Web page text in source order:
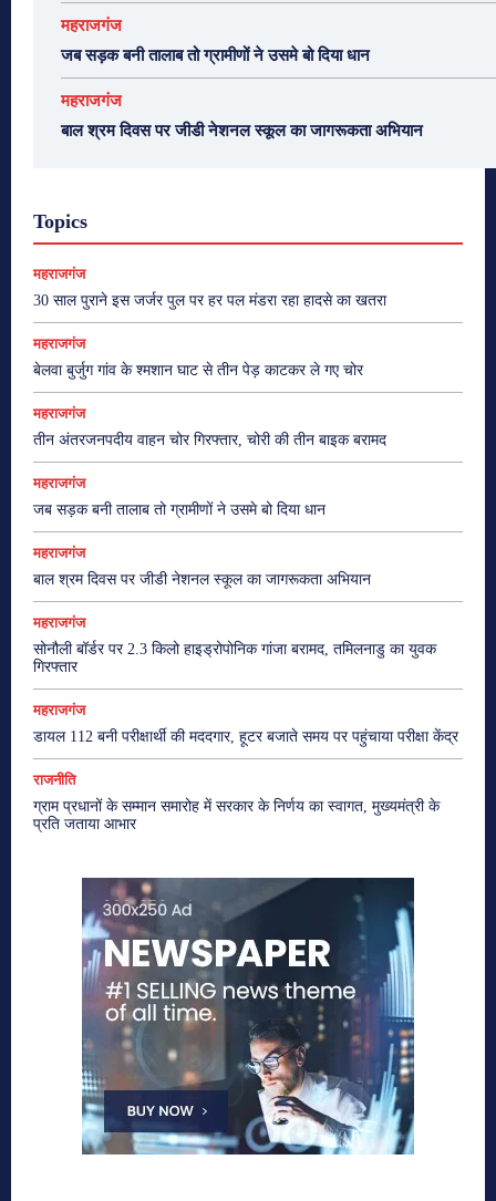
महराजगंज
जब सड़क बनी तालाब तो ग्रामीणों ने उसमे बो दिया धान
महराजगंज
बाल श्रम दिवस पर जीडी नेशनल स्कूल का जागरूकता अभियान
Topics
महराजगंज
30 साल पुराने इस जर्जर पुल पर हर पल मंडरा रहा हादसे का खतरा
महराजगंज
बेलवा बुर्जुग गांव के श्मशान घाट से तीन पेड़ काटकर ले गए चोर
महराजगंज
तीन अंतरजनपदीय वाहन चोर गिरफ्तार, चोरी की तीन बाइक बरामद
महराजगंज
जब सड़क बनी तालाब तो ग्रामीणों ने उसमे बो दिया धान
महराजगंज
बाल श्रम दिवस पर जीडी नेशनल स्कूल का जागरूकता अभियान
महराजगंज
सोनौली बॉर्डर पर 2.3 किलो हाइड्रोपोनिक गांजा बरामद, तमिलनाडु का युवक
गिरफ्तार
महराजगंज
डायल 112 बनी परीक्षार्थी की मददगार, हूटर बजाते समय पर पहुंचाया परीक्षा केंद्र
राजनीति
ग्राम प्रधानों के सम्मान समारोह में सरकार के निर्णय का स्वागत, मुख्यमंत्री के
प्रति जताया आभार